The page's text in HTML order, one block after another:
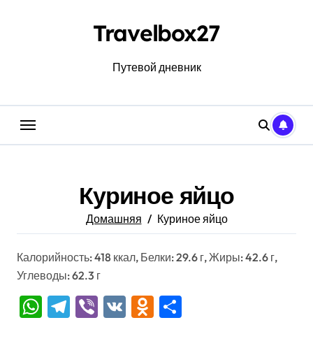
Travelbox27
Путевой дневник
Куриное яйцо
Домашняя Куриное яйцо
Калорийность: 418 ккал, Белки: 29.6 г, Жиры: 42.6 г,
Углеводы: 62.3 г
WhatsApp
Telegram
Viber
VK Odnoklassniki